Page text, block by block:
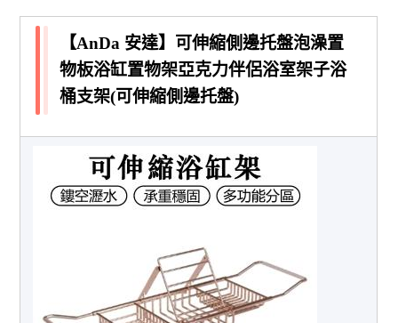
【AnDa 安達】可伸縮側邊托盤泡澡置
物板浴缸置物架亞克力伴侶浴室架子浴
桶支架(可伸縮側邊托盤)